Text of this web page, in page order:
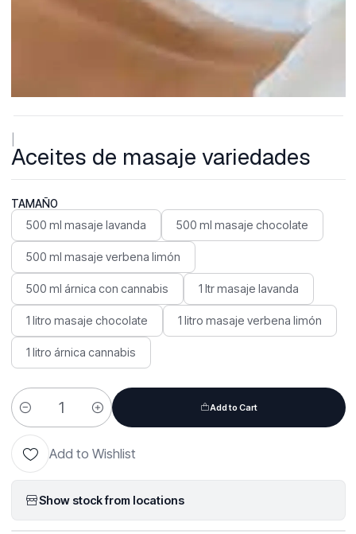
Aceites de masaje variedades
TAMAÑO
500 ml masaje lavanda 500 ml masaje chocolate
500 ml masaje verbena limón
500 ml árnica con cannabis 1 ltr masaje lavanda
1 litro masaje chocolate 1 litro masaje verbena limón
1 litro árnica cannabis
Quantity
Add to Cart
Add to Wishlist
Show stock from locations